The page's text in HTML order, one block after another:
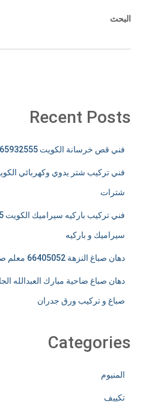
البحث
Recent Posts
فني قص خرسانة الكويت 65932555 مقاول قص وفتح كور
شترات
سيراميك و باركيه
دهان صباغ النزهة 66405052 معلم صباغ و تركيب ورق جدران
صباغ و تركيب ورق جدران
Categories
المنيوم
تكييف